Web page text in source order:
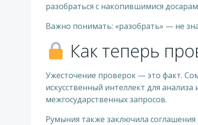
разобраться с накопившимися
Важно понимать: «разобрать» — не
Как теперь
Ужесточение проверок — это факт.
искусственный интеллект для
межгосударственных запросов.
Румыния также заключила